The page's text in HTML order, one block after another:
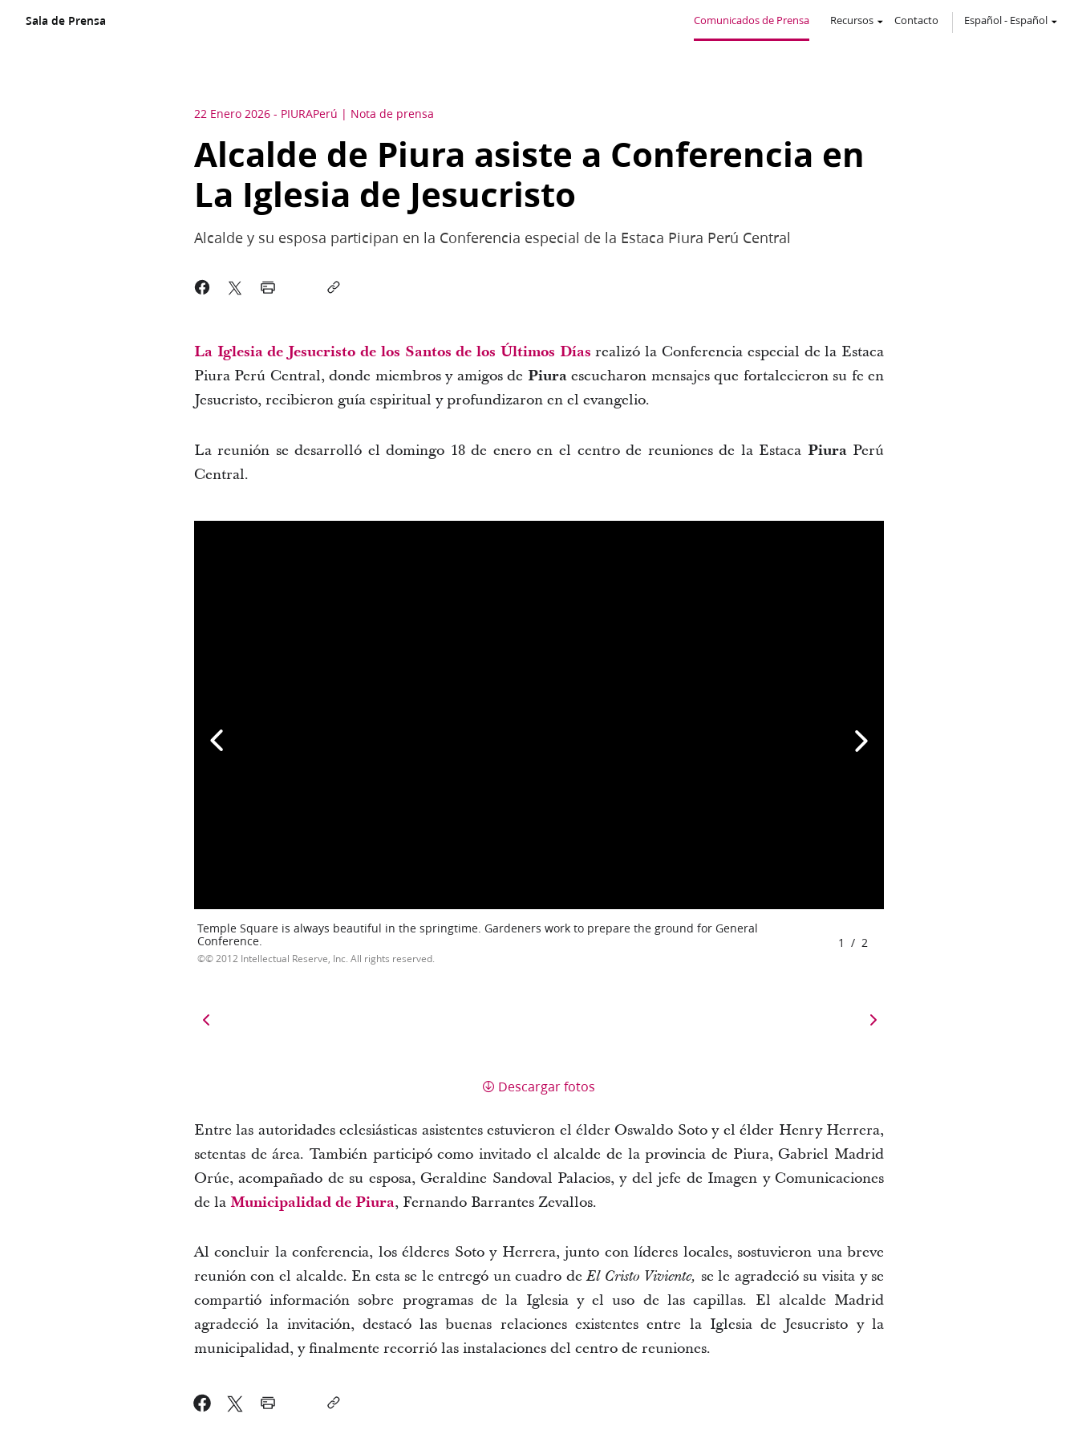
Sala de Prensa Comunicados de Prensa Recursos Contacto Español- Español
22 Enero 2026 - PIURAPerú Nota de prensa
Alcalde de Piura asiste a Conferencia en
La Iglesia de Jesucristo
Alcalde y su esposa participan en la Conferencia especial de la Estaca Piura Perú Central
La Iglesia de Jesucristo de los Santos de los Últimos Días realizó la Conferencia especial de la Estaca
Piura Perú Central, donde miembros y amigos de Piuraescucharon mensajes que fortalecieron su fe en
Jesucristo, recibieron guía espiritual y profundizaron en el evangelio.
La reunión se desarrolló el domingo 18 de enero en el centro de reuniones de la Estaca PiuraPerú
Central.
Temple Square is always beautiful in the springtime. Gardeners work to prepare the ground for General
Conference.
© 2012 Intellectual Reserve, Inc. All rights reserved.
1 / 2
Descargar fotos
Entre las autoridades eclesiásticas asistentes estuvieron el élder Oswaldo Soto y el élder Henry Herrera,
setentas de área. También participó como invitado el alcalde de la provincia de Piura, Gabriel Madrid
Orúe, acompañado de su esposa, Geraldine Sandoval Palacios, y del jefe de Imagen y Comunicaciones
de la Municipalidad de Piura, Fernando Barrantes Zevallos.
Al concluir la conferencia, los élderes Soto y Herrera, junto con líderes locales, sostuvieron una breve
reunión con el alcalde. En esta se le entregó un cuadro deEl Cristo Viviente, se le agradeció su visita y se
compartió información sobre programas de la Iglesia y el uso de las capillas. El alcalde Madrid
agradeció la invitación, destacó las buenas relaciones existentes entre la Iglesia de Jesucristo y la
municipalidad, y finalmente recorrió las instalaciones del centro de reuniones.